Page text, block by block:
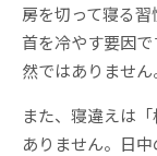
房を切って寝る習
首を冷やす要因
然ではありません
また、寝違えは
ありません。日